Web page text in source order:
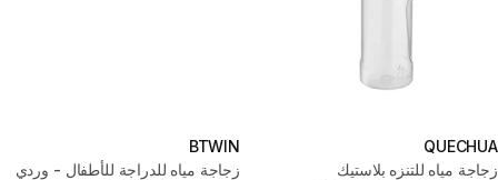
QUECHUA
زجاجة مياه للتنزه بلاستيك
BTWIN
زجاجة مياه للدراجة للأطفال - وردي